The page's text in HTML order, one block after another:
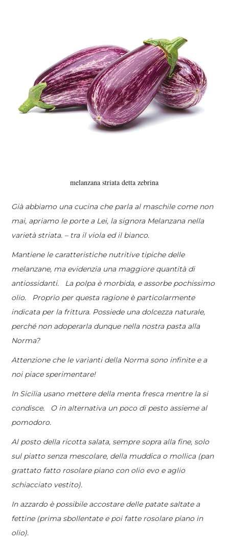
melanzana striata detta zebrina
Già abbiamo una cucina che parla al maschile come non
mai, apriamo le porte a Lei, la signora Melanzana nella
varietà striata. – tra il viola ed il bianco.
Mantiene le caratteristiche nutritive tipiche delle
melanzane, ma evidenzia una maggiore quantità di
antiossidanti. La polpa è morbida, e assorbe pochissimo
olio. Proprio per questa ragione è particolarmente
indicata per la frittura. Possiede una dolcezza naturale,
perché non adoperarla dunque nella nostra pasta alla
Norma?
Attenzione che le varianti della Norma sono infinite e a
noi piace sperimentare!
In Sicilia usano mettere della menta fresca mentre la si
condisce. O in alternativa un poco di pesto assieme al
pomodoro.
Al posto della ricotta salata, sempre sopra alla fine, solo
sul piatto senza mescolare, della muddica o mollica (pan
grattato fatto rosolare piano con olio evo e aglio
schiacciato vestito).
In azzardo è possibile accostare delle patate saltate a
fettine (prima sbollentate e poi fatte rosolare piano in
olio).